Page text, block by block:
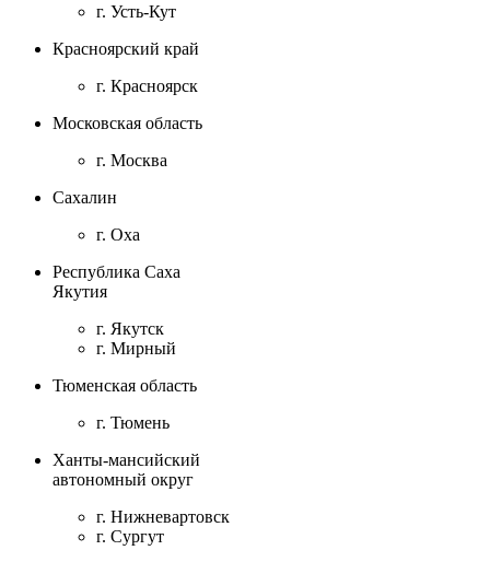
г. Усть-Кут
Красноярский край
г. Красноярск
Московская область
г. Москва
Сахалин
г. Оха
Республика Саха
Якутия
г. Якутск
г. Мирный
Тюменская область
г. Тюмень
Ханты-мансийский
автономный округ
г. Нижневартовск
г. Сургут